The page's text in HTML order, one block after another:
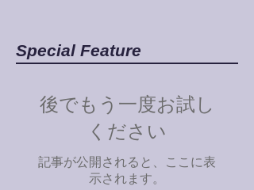
Special Feature
後でもう一度お試し
ください
記事が公開されると、ここに表
示されます。